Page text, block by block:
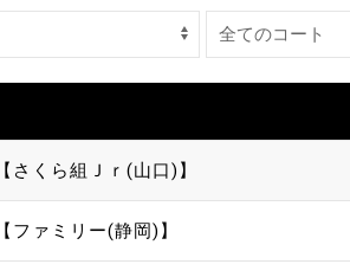
員会
科学委員会
ーピング委員
くじ助成事業
さくら組Ｊｒ(山口)】
ファミリー(静岡)】